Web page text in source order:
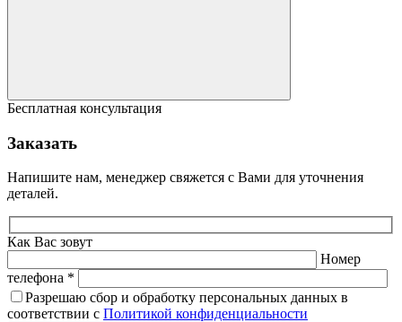
Бесплатная консультация
Заказать
Напишите нам, менеджер свяжется с Вами для уточнения
деталей.
Как Вас зовут
Номер
телефона *
Разрешаю сбор и обработку персональных данных в
соответствии с Политикой конфиденциальности